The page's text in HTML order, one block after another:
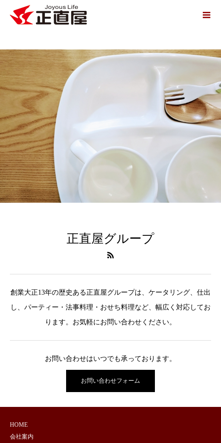
正直屋グループ
創業大正13年の歴史ある正直屋グループは、ケータリング、仕出
し、パーティー・法事料理・おせち料理など、幅広く対応してお
ります。お気軽にお問い合わせください。
お問い合わせはいつでも承っております。
お問い合わせフォーム
HOME
会社案内